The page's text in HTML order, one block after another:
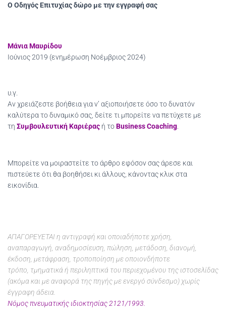
Ο Οδηγός Επιτυχίαςδώρο με την εγγραφή σας
Μάνια Μαυρίδου
Ιούνιος 2019 (ενημέρωση Νοέμβριος 2024)
υ.γ.
Αν χρειάζεστε βοήθεια για ν’ αξιοποιήσετε όσο το δυνατόν
καλύτερα το δυναμικό σας, δείτε τι μπορείτε να πετύχετε με
τη Συμβουλευτική Καριέρας ή τοBusiness Coaching
Μπορείτε να μοιραστείτε το άρθρο εφόσον σας άρεσε και
πιστεύετε ότι θα βοηθήσει κι άλλους, κάνοντας κλικ στα
εικονίδια.
ΑΠΑΓΟΡΕΥΕΤΑΙ η αντιγραφή και οποιαδήποτε χρήση,
αναπαραγωγή, αναδημοσίευση, πώληση, μετάδοση, διανομή,
έκδοση, μετάφραση, τροποποίηση με οποιονδήποτε
τρόπο, τμηματικά ή περιληπτικά του περιεχομένου της ιστοσελίδας
(ακόμα και με αναφορά της πηγής με ενεργό σύνδεσμο) χωρίς
έγγραφη άδεια.
Νόμος πνευματικής ιδιοκτησίας 2121/1993.